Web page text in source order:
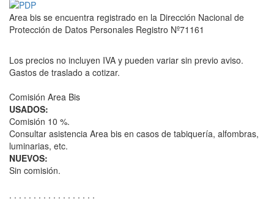
Area bis se encuentra registrado en la Dirección Nacional de
Protección de Datos Personales Registro Nº71161
Los precios no incluyen IVA y pueden variar sin previo aviso.
Gastos de traslado a cotizar.
Comisión Area Bis
USADOS:
Comisión 10 %.
Consultar asistencia Area bis en casos de tabiquería, alfombras,
luminarias, etc.
NUEVOS:
Sin comisión.
. . . . . . . . . . . . . . . . . .